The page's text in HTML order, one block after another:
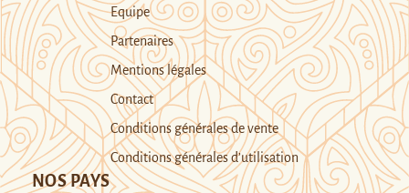
Equipe
Partenaires
Mentions légales
Contact
Conditions générales de vente
Conditions générales d’utilisation
NOS PAYS